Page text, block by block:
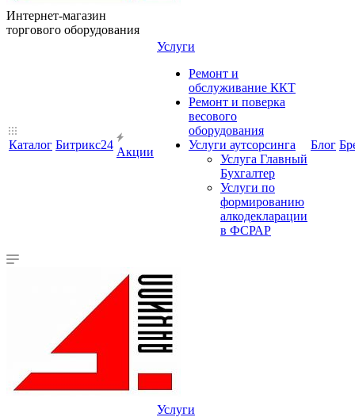
Интернет-магазин
торгового оборудования
Каталог Битрикс24
Акции
Услуги
Ремонт и
обслуживание ККТ
Ремонт и поверка
весового
оборудования
Услуги аутсорсинга
Услуга Главный
Бухгалтер
Услуги по
формированию
алкодекларации
в ФСРАР
Блог
Услуги